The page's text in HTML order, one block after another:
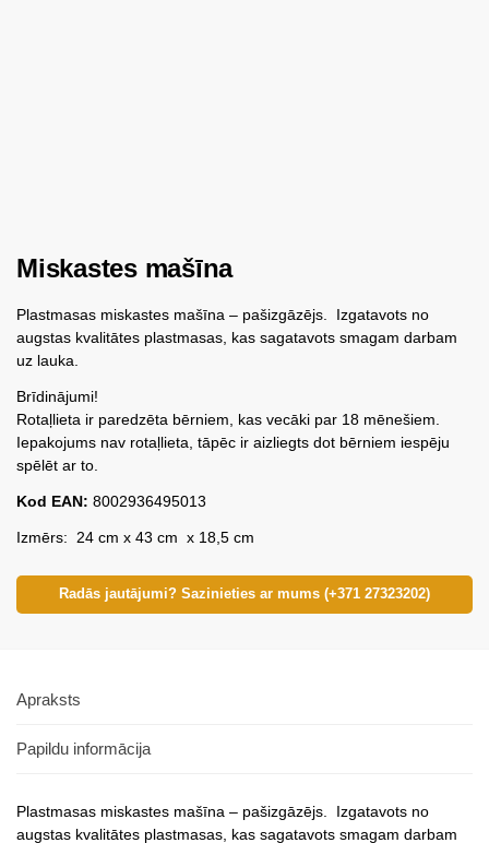
Miskastes mašīna
Plastmasas miskastes mašīna – pašizgāzējs. Izgatavots no
augstas kvalitātes plastmasas, kas sagatavots smagam darbam
uz lauka.
Brīdinājumi!
Rotaļlieta ir paredzēta bērniem, kas vecāki par 18 mēnešiem.
Iepakojums nav rotaļlieta, tāpēc ir aizliegts dot bērniem iespēju
spēlēt ar to.
Kod EAN: 8002936495013
Izmērs: 24 cm x 43 cm x 18,5 cm
Radās jautājumi? Sazinieties ar mums (+371 27323202)
Apraksts
Papildu informācija
Plastmasas miskastes mašīna – pašizgāzējs. Izgatavots no
augstas kvalitātes plastmasas, kas sagatavots smagam darbam